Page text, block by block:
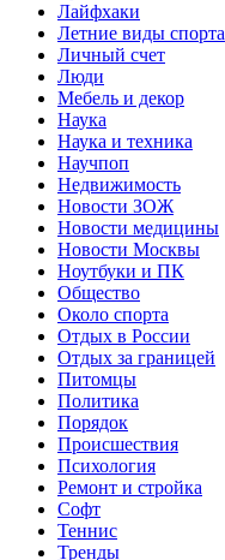
Лайфхаки
Летние виды спорта
Личный счет
Люди
Мебель и декор
Наука
Наука и техника
Научпоп
Недвижимость
Новости ЗОЖ
Новости медицины
Новости Москвы
Ноутбуки и ПК
Общество
Около спорта
Отдых в России
Отдых за границей
Питомцы
Политика
Порядок
Происшествия
Психология
Ремонт и стройка
Софт
Теннис
Тренды